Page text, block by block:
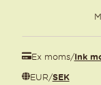
Ex moms/Ink
EUR/SEK